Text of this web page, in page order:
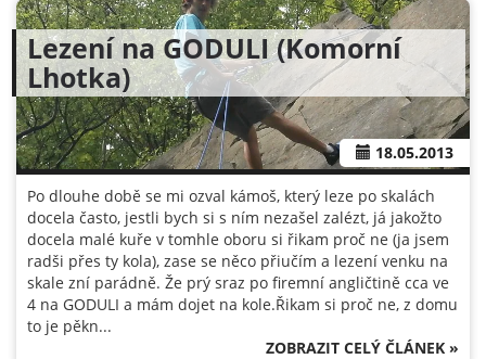
Lezení na GODULI (Komorní
Lhotka)
18.05.2013
Po dlouhe době se mi ozval kámoš, který leze po skalách
docela často, jestli bych si s ním nezašel zalézt, já jakožto
docela malé kuře v tomhle oboru si řikam proč ne (ja jsem
radši přes ty kola), zase se něco přiučím a lezení venku na
skale zní parádně. Že prý sraz po firemní angličtině cca ve
4 na GODULI a mám dojet na kole.Řikam si proč ne, z domu
to je pěkn...
ZOBRAZIT CELÝ ČLÁNEK »